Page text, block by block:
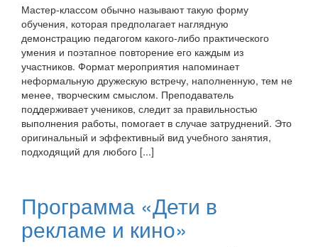
Мастер-классом обычно называют такую форму
обучения, которая предполагает наглядную
демонстрацию педагогом какого-либо практического
умения и поэтапное повторение его каждым из
участников. Формат мероприятия напоминает
неформальную дружескую встречу, наполненную, тем не
менее, творческим смыслом. Преподаватель
поддерживает учеников, следит за правильностью
выполнения работы, помогает в случае затруднений. Это
оригинальный и эффективный вид учебного занятия,
подходящий для любого [...]
Программа «Дети в
рекламе и кино»